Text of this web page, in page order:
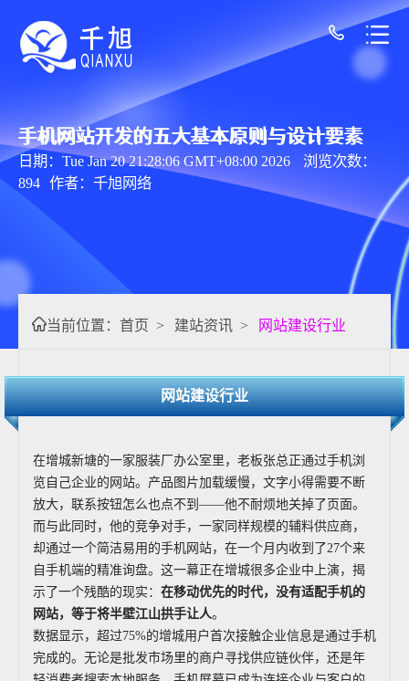
手机网站开发的五大基本原则与设计要素
日期：Tue Jan 20 21:28:06 GMT+08:00 2026
浏览次数：
894 作者：千旭网络
当前位置： 首页 > 建站资讯 > 网站建设行业
网站建设行业
在增城新塘的一家服装厂办公室里，老板张总正通过手机浏
览自己企业的网站。产品图片加载缓慢，文字小得需要不断
放大，联系按钮怎么也点不到——他不耐烦地关掉了页面。
而与此同时，他的竞争对手，一家同样规模的辅料供应商，
却通过一个简洁易用的手机网站，在一个月内收到了27个来
自手机端的精准询盘。这一幕正在增城很多企业中上演，揭
示了一个残酷的现实： 在移动优先的时代，没有适配手机的
网站，等于将半壁江山拱手让人。
数据显示，超过75%的增城用户首次接触企业信息是通过手机
完成的。无论是批发市场里的商户寻找供应链伙伴，还是年